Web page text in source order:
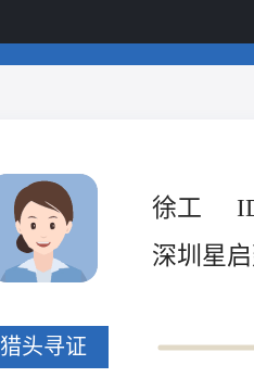
徐工
深圳星
猎头寻证